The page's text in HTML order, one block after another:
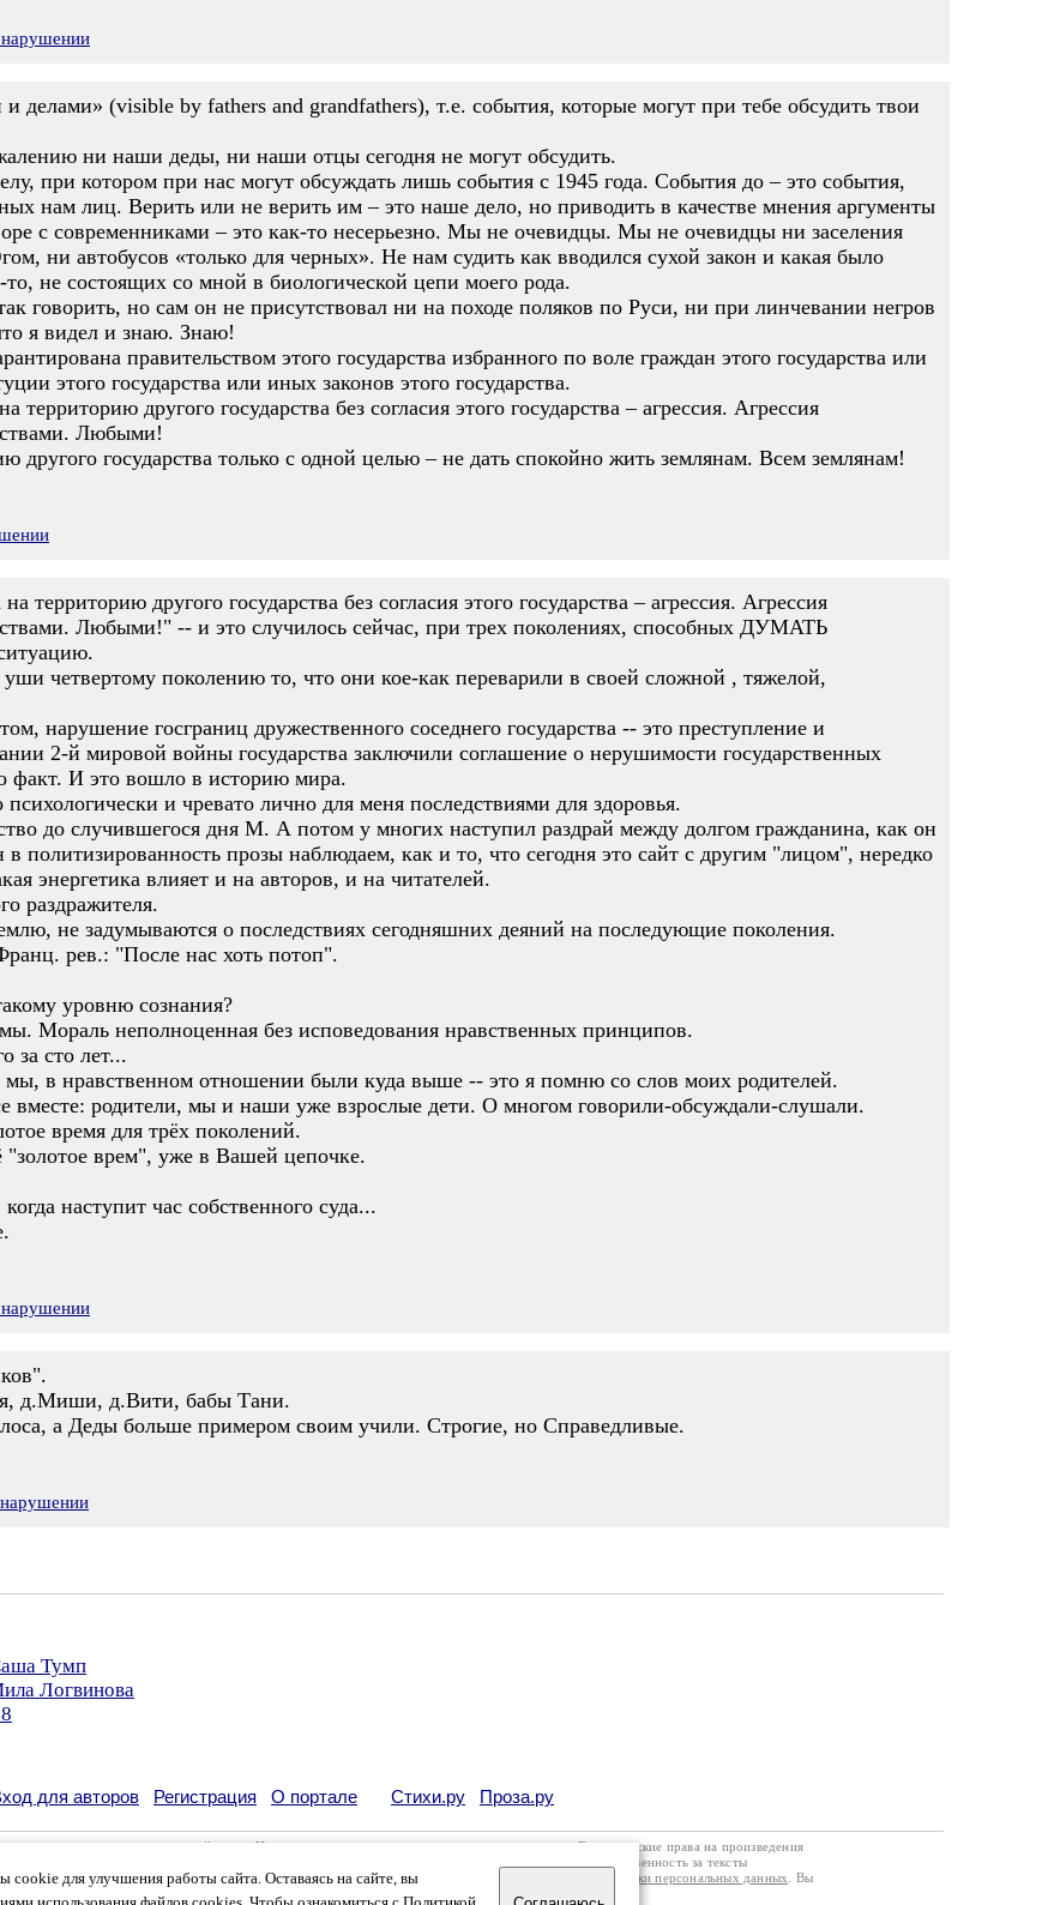
нарушении
делами» (visible by fathers and grandfathers), т.е. события, которые могут при тебе обсудить твои
ни наши деды, ни наши отцы сегодня не могут обсудить.
при котором при нас могут обсуждать лишь события с 1945 года. События до – это события,
нам лиц. Верить или не верить им – это наше дело, но приводить в качестве мнения аргументы
с современниками – это как-то несерьезно. Мы не очевидцы. Мы не очевидцы ни заселения
ни автобусов «только для черных». Не нам судить как вводился сухой закон и какая было
то, не состоящих со мной в биологической цепи моего рода.
говорить, но сам он не присутствовал ни на походе поляков по Руси, ни при линчевании негров
я видел и знаю. Знаю!
правительством этого государства избранного по воле граждан этого государства или
этого государства или иных законов этого государства.
территорию другого государства без согласия этого государства – агрессия. Агрессия
Любыми!
другого государства только с одной целью – не дать спокойно жить землянам. Всем землянам!
территорию другого государства без согласия этого государства – агрессия. Агрессия
Любыми!" -- и это случилось сейчас, при трех поколениях, способных ДУМАТЬ
четвертому поколению то, что они кое-как переварили в своей сложной , тяжелой,
нарушение госграниц дружественного соседнего государства -- это преступление и
2-й мировой войны государства заключили соглашение о нерушимости государственных
факт. И это вошло в историю мира.
и чревато лично для меня последствиями для здоровья.
до случившегося дня M. А потом у многих наступил раздрай между долгом гражданина, как он
политизированность прозы наблюдаем, как и то, что сегодня это сайт с другим "лицом", нередко
энергетика влияет и на авторов, и на читателей.
раздражителя.
не задумываются о последствиях сегодняшних деяний на последующие поколения.
рев.: "После нас хоть потоп".
уровню сознания?
Мораль неполноценная без исповедования нравственных принципов.
за сто лет...
в нравственном отношении были куда выше -- это я помню со слов моих родителей.
вместе: родители, мы и наши уже взрослые дети. О многом говорили-обсуждали-слушали.
время для трёх поколений.
врем", уже в Вашей цепочке.
наступит час собственного суда...
нарушении
д.Миши, д.Вити, бабы Тани.
а Деды больше примером своим учили. Строгие, но Справедливые.
Тумп
Логвинова
cookie для улучшения работы сайта. Оставаясь на сайте, вы
для авторов Регистрация О портале Стихи.ру Проза.ру
литературных произведений в сети Интернет на основании
. Все авторские права на произведения
только с согласия его автора, к которому вы можете обратиться на его авторской странице. Ответственность за тексты
российского законодательства. Данные пользователей обрабатываются на основании Политики обработки персональных данных
. Вы